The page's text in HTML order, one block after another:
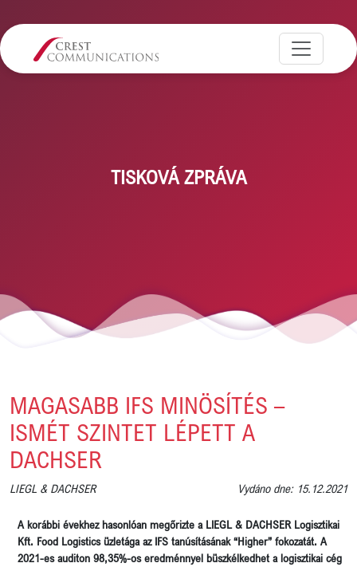
TISKOVÁ ZPRÁVA
MAGASABB IFS MINÖSÍTÉS –
ISMÉT SZINTET LÉPETT A
DACHSER
LIEGL & DACHSER Vydáno dne: 15.12.2021
A korábbi évekhez hasonlóan megőrizte a LIEGL & DACHSER Logisztikai
Kft. Food Logistics üzletága az IFS tanúsításának “Higher” fokozatát. A
2021-es auditon 98,35%-os eredménnyel büszkélkedhet a logisztikai cég